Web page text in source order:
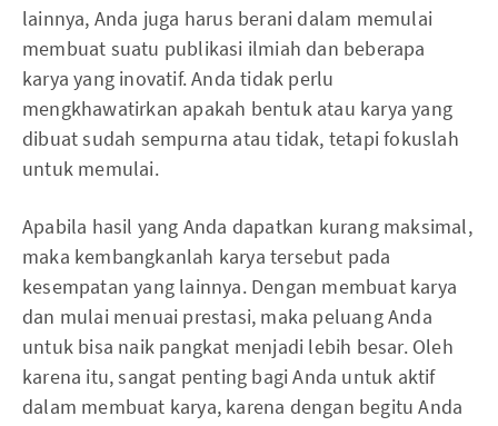
lainnya, Anda juga harus berani dalam memulai
membuat suatu publikasi ilmiah dan beberapa
karya yang inovatif. Anda tidak perlu
mengkhawatirkan apakah bentuk atau karya yang
dibuat sudah sempurna atau tidak, tetapi fokuslah
untuk memulai.
Apabila hasil yang Anda dapatkan kurang maksimal,
maka kembangkanlah karya tersebut pada
kesempatan yang lainnya. Dengan membuat karya
dan mulai menuai prestasi, maka peluang Anda
untuk bisa naik pangkat menjadi lebih besar. Oleh
karena itu, sangat penting bagi Anda untuk aktif
dalam membuat karya, karena dengan begitu Anda